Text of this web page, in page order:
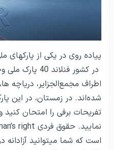
پیاده روی در یکی از پارک­های
در کشور فنلاند
اطراف مجمع‌الجزایر، دریاچه
شده‌اند. در زمستان، در این
تفریحات برفی را امتحان کنید
نمایید. حقوق فردی right
است که شما می­توانید